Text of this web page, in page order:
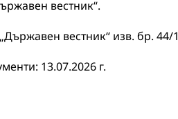
вестник“.
вестник“ изв. бр. 44/
13.07.2026 г.